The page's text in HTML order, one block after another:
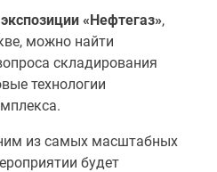
«Нефтегаз»,
можно найти
складирования
технологии
из самых масштабных
будет